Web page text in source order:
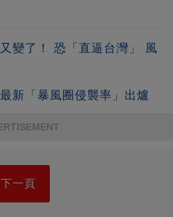
變了！ 恐「直逼台灣」 風
新「暴風圈侵襲率」出爐
下一頁